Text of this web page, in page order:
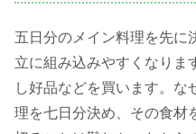
五日分のメイン料理を先に
立に組み込みやすくなりま
し好品などを買います。な
理を七日分決め、その食材